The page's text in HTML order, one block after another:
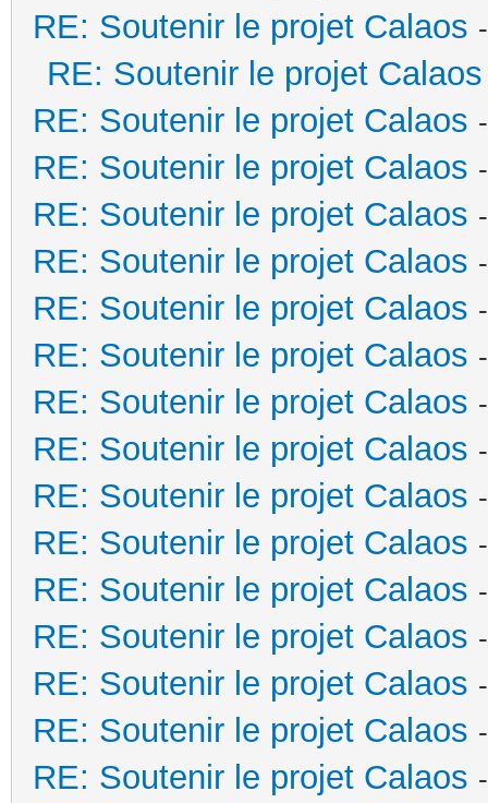
RE: Soutenir le projet Calaos
RE: Soutenir le projet Calaos
RE: Soutenir le projet Calaos
RE: Soutenir le projet Calaos
RE: Soutenir le projet Calaos
RE: Soutenir le projet Calaos
RE: Soutenir le projet Calaos
RE: Soutenir le projet Calaos
RE: Soutenir le projet Calaos
RE: Soutenir le projet Calaos
RE: Soutenir le projet Calaos
RE: Soutenir le projet Calaos
RE: Soutenir le projet Calaos
RE: Soutenir le projet Calaos
RE: Soutenir le projet Calaos
RE: Soutenir le projet Calaos
RE: Soutenir le projet Calaos